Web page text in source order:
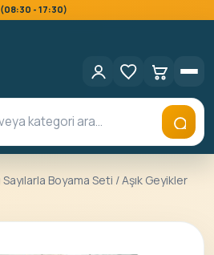
- 17:30)
Boyama Seti / Aşık Geyikler